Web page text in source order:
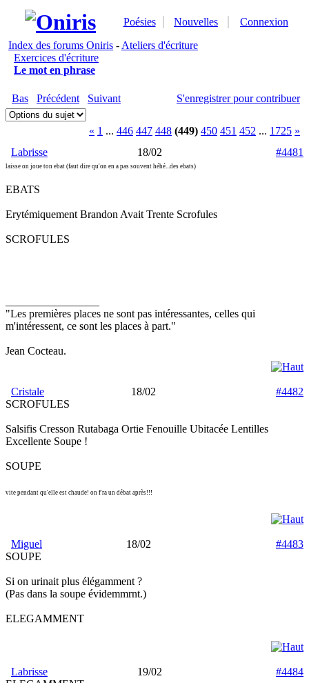
Poésies Nouvelles
Connexion
Index des forums Oniris - Ateliers d'écriture
Exercices d'écriture
Le mot en phrase
Bas Précédent Suivant S'enregistrer pour contribuer
« 1 ... 446 447 448 (449) 450 451 452 ... 1725 »
Labrisse
18/02 #4481
laisse on joue ton ebat (faut dire qu'on en a pas souvent héhé...des ebats)
EBATS
Erytémiquement Brandon Avait Trente Scrofules
SCROFULES
"Les premières places ne sont pas intéressantes, celles qui
m'intéressent, ce sont les places à part."
Jean Cocteau.
Cristale 18/02
#4482
SCROFULES
Salsifis Cresson Rutabaga Ortie Fenouille Ubitacée Lentilles
Excellente Soupe !
SOUPE
vite pendant qu'elle est chaude! on f'ra un débat après!!!
Miguel 18/02
#4483
SOUPE
Si on urinait plus élégamment ?
(Pas dans la soupe évidemmrnt.)
ELEGAMMENT
Labrisse 19/02
#4484